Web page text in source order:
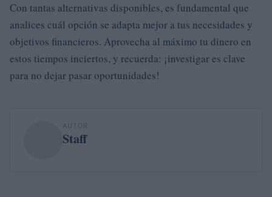
Con tantas alternativas disponibles, es fundamental que
analices cuál opción se adapta mejor a tus necesidades y
objetivos financieros. Aprovecha al máximo tu dinero en
estos tiempos inciertos, y recuerda: ¡investigar es clave
para no dejar pasar oportunidades!
AUTOR
Staff